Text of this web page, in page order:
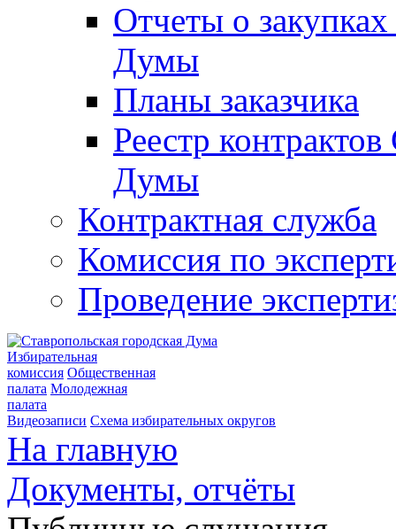
Отчеты о
Думы
Планы заказчика
Реестр
Думы
Контрактная служба
Комиссия по
Проведение
Избирательная
комиссия Общественная
палата Молодежная
палата
Видеозаписи Схема избирательных округов
На главную
Документы, отчёты